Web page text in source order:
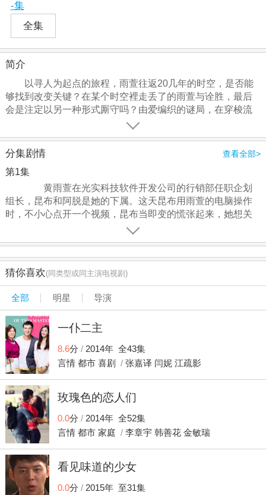
-集
全集
简介
以寻人为起点的旅程，雨萱往返20几年的时空，是否能
够找到改变关键？在某个时空裡走丢了的雨萱与诠胜，最后
会是注定以另一种形式厮守吗？由爱编织的谜局，在穿梭流
分集剧情 查看全部>
第1集
黄雨萱在光实科技软件开发公司的行销部任职企划
组长，昆布和阿脱是她的下属。这天昆布用雨萱的电脑操作
时，不小心点开一个视频，昆布当即变的慌张起来，她想关
掉视频，电脑却偏偏卡住了，任何操作都阻止不了画面播
放。视频里是曾经的雨萱和男朋友王诠胜和大家聚会的画
紧张、伤感。 雨萱见电脑不受控制，于是跑过去直接拔
掉电源，然后便装作若无其事的样子去会客室见客户了。办
公室里的人都为此感到不安，王诠胜和雨萱曾是恋人，但是
两年前王诠胜遭受了飞机坠海事故，飞机上所有的人都遇
难，并且王诠胜和其中一半的乘客不见了踪影。她一直不能
从失去他的痛苦中走出来，因此同事们都不敢触碰这件往
事。 雨萱并非时时刻刻都是一副悲伤的样子，相反她在
别人面前常常表现出乐观开朗的状态，尽管这样，细心的昆
布还是发现了她内心深处的痛苦，从她的脸书晒出来的生活
日常，昆布看出来她从来都没忘记过王胜诠。 雨萱每天
上班不搭乘直达公司的214路公交车，反而绕远路去乘317
路，这是因为在大学的时候王诠胜每天都陪她坐这路公交
车。午休吃饭的时间，她一个人坐在公司的休闲区一边吃一
边自拍，因为以前她常常在这个环境下和王诠胜视频通话。
下班后她又准时去一家饮料店买一杯饮料，尽管她不喜欢
喝，但那是王诠胜曾经等她下班的地方。所有的这些，她都
拍照晒到自己的脸书上，她希望他还活着，当他看到这些
后，有一天能回来她身边。 小黛的宠物狗布鲁斯走丢
猜你喜欢(同类型或同主演电视剧)
全部 明星 导演
一仆二主
8.6分 /2014年 全43集
言情 都市 喜剧 / 张嘉译 闫妮 江疏影
玫瑰色的恋人们
0.0分 /2014年 全52集
言情 都市 家庭 / 李章宇 韩善花 金敏瑞
看见味道的少女
0.0分 /2015年 至31集